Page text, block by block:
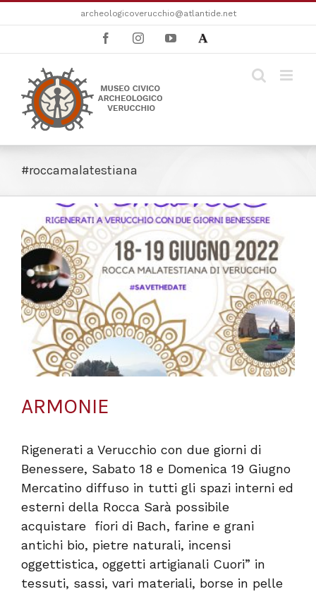
al
archeologicoverucchio@atlantide.net
FacebookInstagramYouTubeAcademia
#roccamalatestiana
ARMONIE
Rigenerati a Verucchio con due giorni di
Benessere, Sabato 18 e Domenica 19 Giugno
Mercatino diffuso in tutti gli spazi interni ed
esterni della Rocca Sarà possibile
acquistare fiori di Bach, farine e grani
antichi bio, pietre naturali, incensi
oggettistica, oggetti artigianali Cuori” in
tessuti, sassi, vari materiali, borse in pelle